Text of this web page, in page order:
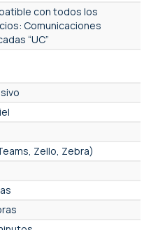
con todos los
Comunicaciones
“UC”
Zello, Zebra)